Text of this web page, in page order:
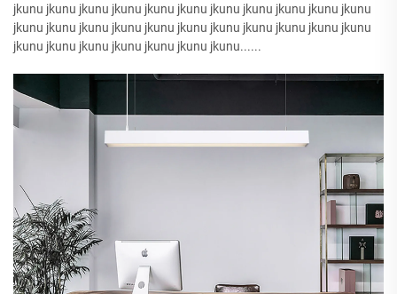
jkunu jkunu jkunu jkunu jkunu jkunu jkunu jkunu jkunu jkunu jkunu
jkunu jkunu jkunu jkunu jkunu jkunu jkunu jkunu jkunu jkunu jkunu
jkunu jkunu jkunu jkunu jkunu jkunu jkunu......